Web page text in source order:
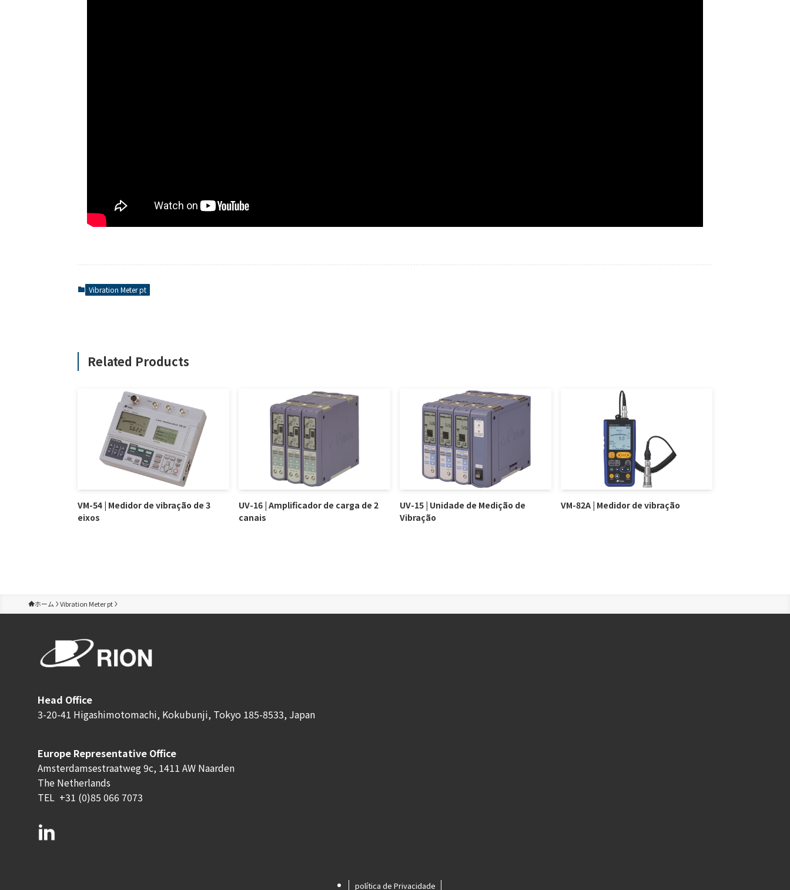
Vibration Meter pt
Related Products
VM-54 | Medidor de vibração de 3
eixos
UV-16 | Amplificador de carga de 2
canais
UV-15 | Unidade de Medição de
Vibração
VM-82A | Medidor de vibração
ホーム Vibration Meter pt
Head Office
3-20-41 Higashimotomachi, Kokubunji, Tokyo 185-8533, Japan
Europe Representative Office
Amsterdamsestraatweg 9c, 1411 AW Naarden
The Netherlands
TEL +31 (0)85 066 7073
política de Privacidade